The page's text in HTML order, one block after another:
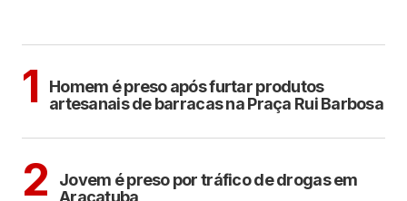
1
Homem é preso após furtar produtos
artesanais de barracas na Praça Rui Barbosa
2
Jovem é preso por tráfico de drogas em
Araçatuba